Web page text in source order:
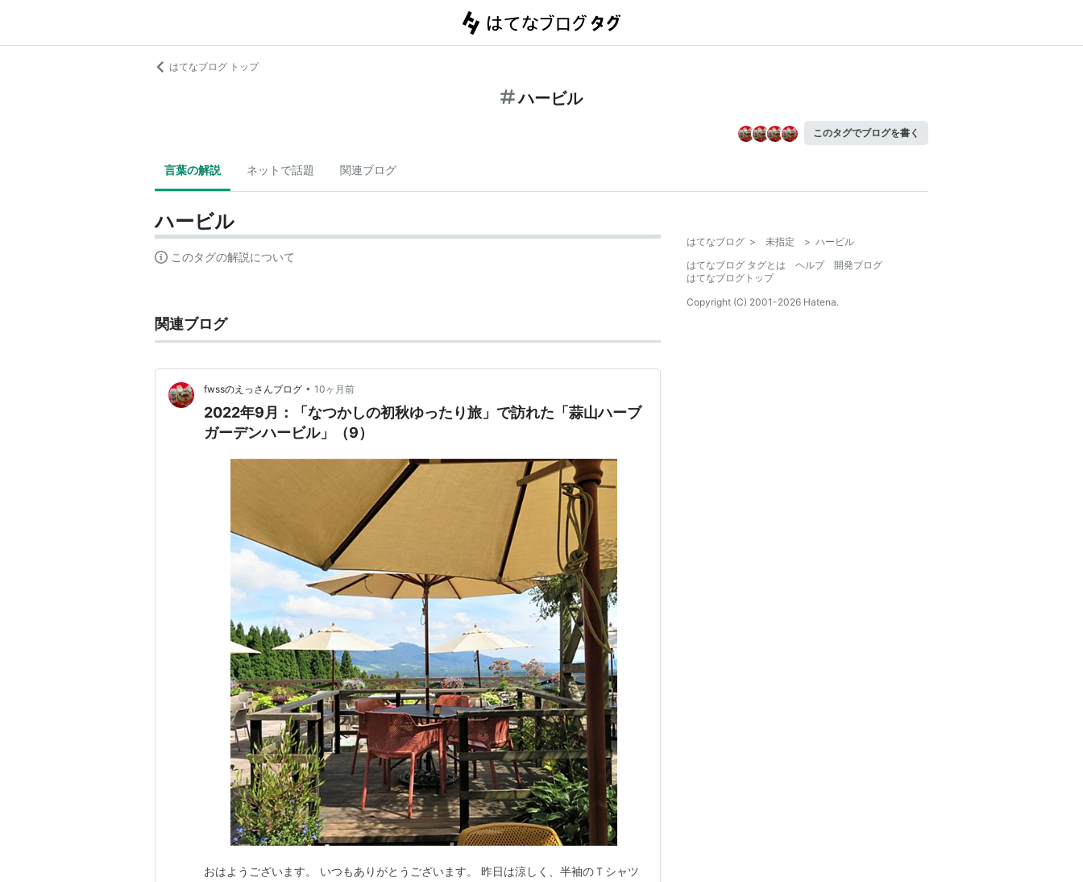
はてなブログ トップ
ハービル
このタグでブログを書く
言葉の解説 ネットで話題 関連ブログ
ハービル
このタグの解説について
関連ブログ
fwssのえっさんブログ • 10ヶ月前
2022年9月：「なつかしの初秋ゆったり旅」で訪れた「蒜山ハーブ
ガーデンハービル」（9）
おはようございます。 いつもありがとうございます。 昨日は涼しく、半袖のＴシャツ
はてなブログ > 未指定 > ハービル
はてなブログ タグとは
ヘルプ
開発ブログ
はてなブログトップ
Copyright (C) 2001-2026 Hatena.